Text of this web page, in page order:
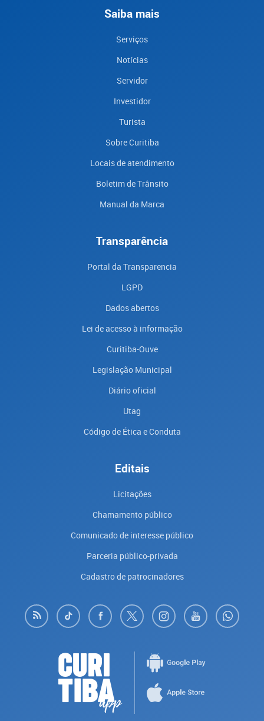
Saiba mais
Serviços
Notícias
Servidor
Investidor
Turista
Sobre Curitiba
Locais de atendimento
Boletim de Trânsito
Manual da Marca
Transparência
Portal da Transparencia
LGPD
Dados abertos
Lei de acesso à informação
Curitiba-Ouve
Legislação Municipal
Diário oficial
Utag
Código de Ética e Conduta
Editais
Licitações
Chamamento público
Comunicado de interesse público
Parceria público-privada
Cadastro de patrocinadores